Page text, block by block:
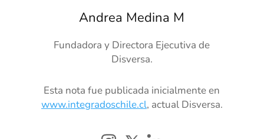
Andrea Medina M
Fundadora y Directora Ejecutiva de
Disversa.
Esta nota fue publicada inicialmente en
www.integradoschile.cl, actual Disversa.